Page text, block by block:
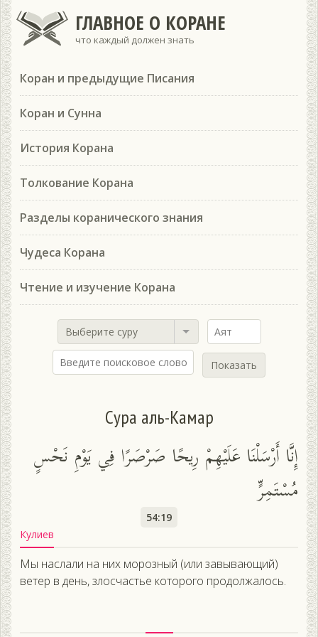
ГЛАВНОЕ О КОРАНЕ
что каждый должен знать
Коран и предыдущие Писания
Коран и Сунна
История Корана
Толкование Корана
Разделы коранического знания
Чудеса Корана
Чтение и изучение Корана
Выберите суру
Показать
Сура аль-Камар
إِنَّا أَرْسَلْنَا عَلَيْهِمْ رِيحًا صَرْصَرًا فِي يَوْمِ نَحْسٍ
مُسْتَمِرٍّ
54:19
Кулиев
Мы наслали на них морозный (или завывающий)
ветер в день, злосчастье которого продолжалось.